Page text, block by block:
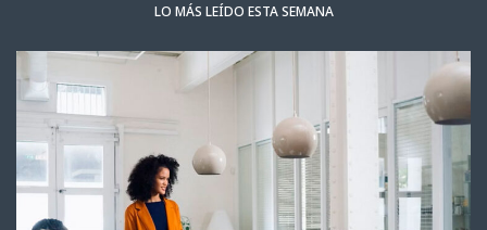
LO MÁS LEÍDO ESTA SEMANA